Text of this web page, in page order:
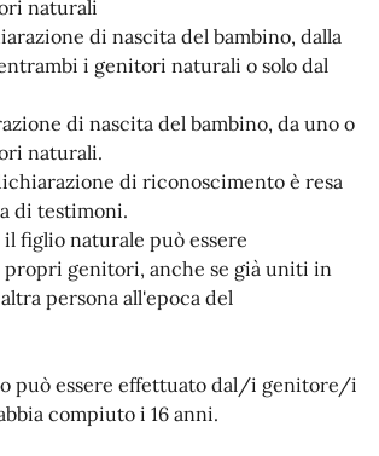
naturali
di nascita del bambino, dalla
i genitori naturali o solo dal
di nascita del bambino, da uno o
naturali.
di riconoscimento è resa
di testimoni.
figlio naturale può essere
genitori, anche se già uniti in
persona all'epoca del
può essere effettuato dal/i genitore/i
compiuto i 16 anni.